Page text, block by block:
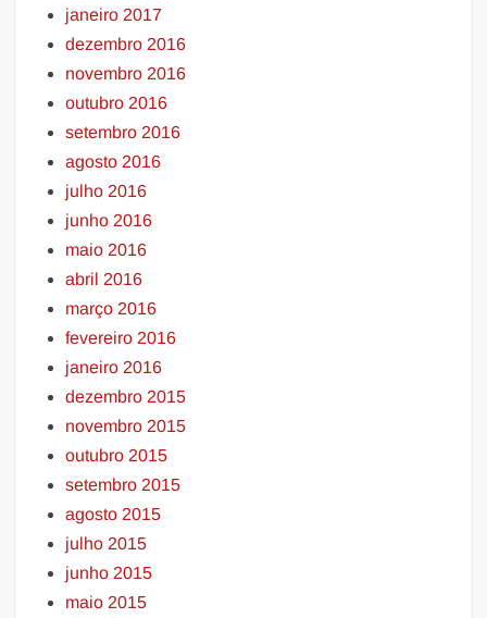
janeiro 2017
dezembro 2016
novembro 2016
outubro 2016
setembro 2016
agosto 2016
julho 2016
junho 2016
maio 2016
abril 2016
março 2016
fevereiro 2016
janeiro 2016
dezembro 2015
novembro 2015
outubro 2015
setembro 2015
agosto 2015
julho 2015
junho 2015
maio 2015